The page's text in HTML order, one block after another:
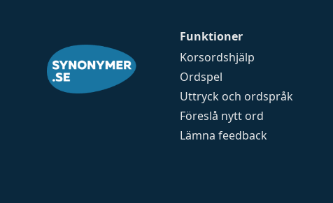
Funktioner
Korsordshjälp
Ordspel
Uttryck och ordspråk
Föreslå nytt ord
Lämna feedback